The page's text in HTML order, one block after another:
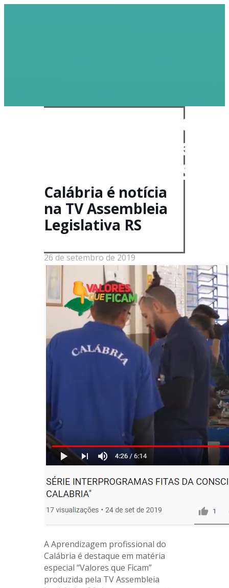
Calábria é notícia
na TV Assembleia
Legislativa RS
Calábria é notícia
na TV Assembleia
Legislativa RS
26 de setembro de 2019
A Aprendizagem profissional do
Calábria é destaque em matéria
especial “Valores que Ficam”
produzida pela TV Assembleia